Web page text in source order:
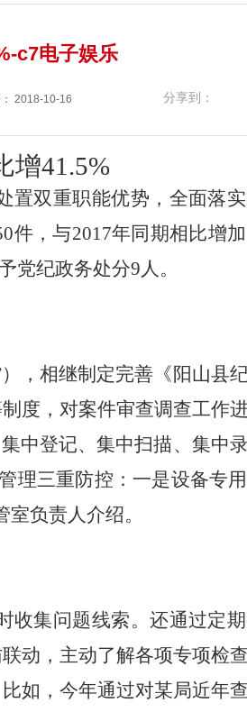
c7电子娱乐
2018-10-16 分享到：
增41.5%
双重职能优势，全面落实
件，与2017年同期相比增
党纪政务处分9人。
，相继制定完善《阳山县
度，对案件审查调查工作
中登记、集中扫描、集中录
理三重防控：一是设备专
负责人介绍。
收集问题线索。还通过定
动，主动了解各项专项检
如，今年通过对某局近年